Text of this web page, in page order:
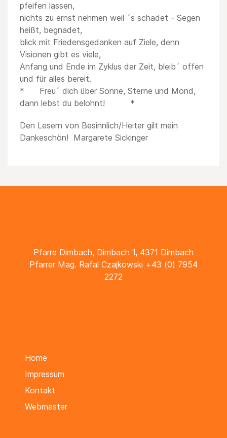
pfeifen lassen,
nichts zu ernst nehmen weil ´s schadet - Segen
heißt, begnadet,
blick mit Friedensgedanken auf Ziele, denn
Visionen gibt es viele,
Anfang und Ende im Zyklus der Zeit, bleib´ offen
und für alles bereit.
* Freu´ dich über Sonne, Sterne und Mond,
dann lebst du belohnt! *
Den Lesern von Besinnlich/Heiter gilt mein
Dankeschön! Margarete Sickinger
Pfarre Dimbach, Dimbach 1, 4371 Dimbach
Pfarrer Mag. Rafal Czajkowski +43 (0) 7954
2272
Home
Impressum
Kontakt
Webmaster